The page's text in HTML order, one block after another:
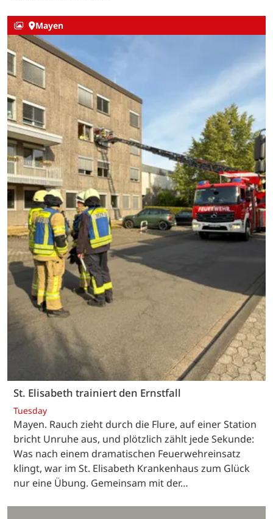
Mayen
St. Elisabeth trainiert den Ernstfall
Tuesday
Mayen. Rauch zieht durch die Flure, auf einer Station
bricht Unruhe aus, und plötzlich zählt jede Sekunde:
Was nach einem dramatischen Feuerwehreinsatz
klingt, war im St. Elisabeth Krankenhaus zum Glück
nur eine Übung. Gemeinsam mit der…